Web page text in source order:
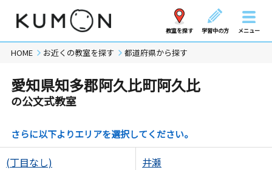
教室を探す 学習中の方 メニュー
HOME お近くの教室を探す 都道府県から探す
愛知県知多郡阿久比町阿久比
の公文式教室
さらに以下よりエリアを選択してください。
(丁目なし) 井瀬